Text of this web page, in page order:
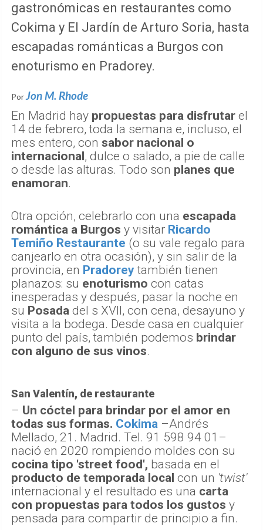
gastronómicas en restaurantes como
Cokima y El Jardín de Arturo Soria, hasta
escapadas románticas a Burgos con
enoturismo en Pradorey.
PorJon M. Rhode
En Madrid hay propuestas para disfrutar el
14 de febrero, toda la semana e, incluso, el
mes entero, con sabor nacional o
internacional, dulce o salado, a pie de calle
o desde las alturas. Todo son planes que
enamoran.
Otra opción, celebrarlo con una escapada
romántica a Burgos y visitar Ricardo
Temiño Restaurante (o su vale regalo para
canjearlo en otra ocasión), y sin salir de la
provincia, en Pradoreytambién tienen
planazos: su enoturismo con catas
inesperadas y después, pasar la noche en
su Posada del s XVII, con cena, desayuno y
visita a la bodega. Desde casa en cualquier
punto del país, también podemos brindar
con alguno de sus vinos.
San Valentín, de restaurante
– Un cóctel para brindar por el amor en
todas sus formas. Cokima –Andrés
Mellado, 21. Madrid. Tel. 91 598 94 01–
nació en 2020 rompiendo moldes con su
cocina tipo 'street food', basada en el
producto de temporada local con un 'twist'
internacional y el resultado es una carta
con propuestas para todos los gustos y
pensada para compartir de principio a fin.